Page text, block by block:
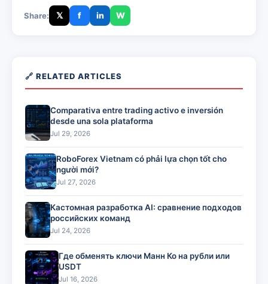
Share: 𝕏 f in W
🔗 RELATED ARTICLES
Comparativa entre trading activo e inversión
desde una sola plataforma
Jul 29, 2026
RoboForex Vietnam có phải lựa chọn tốt cho
người mới?
Jul 27, 2026
Кастомная разработка AI: сравнение подходов
российских команд
Jul 24, 2026
Где обменять ключи Манн Ко на рубли или
USDT
Jul 16, 2026